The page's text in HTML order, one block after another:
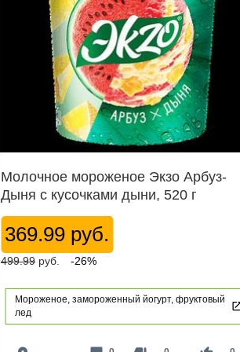
Молочное мороженое Экзо Арбуз-
Дыня с кусочками дыни, 520 г
369.99 руб.
499.99 руб. -26%
Мороженое, замороженный йогурт, фруктовый
лед